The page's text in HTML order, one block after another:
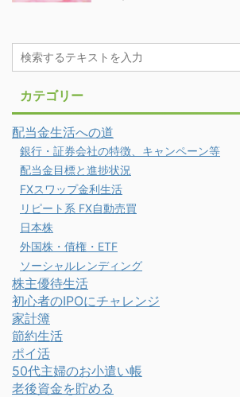
カテゴリー
配当金生活への道
銀行・証券会社の特徴、キャンペーン等
配当金目標と進捗状況
FXスワップ金利生活
リピート系 FX自動売買
日本株
外国株・債権・ETF
ソーシャルレンディング
株主優待生活
初心者のIPOにチャレンジ
家計簿
節約生活
ポイ活
50代主婦のお小遣い帳
老後資金を貯める